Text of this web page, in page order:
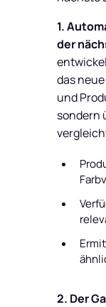
1.
der
das
und
sondern
2. Der